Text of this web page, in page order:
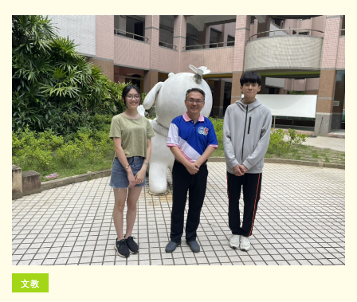
文教